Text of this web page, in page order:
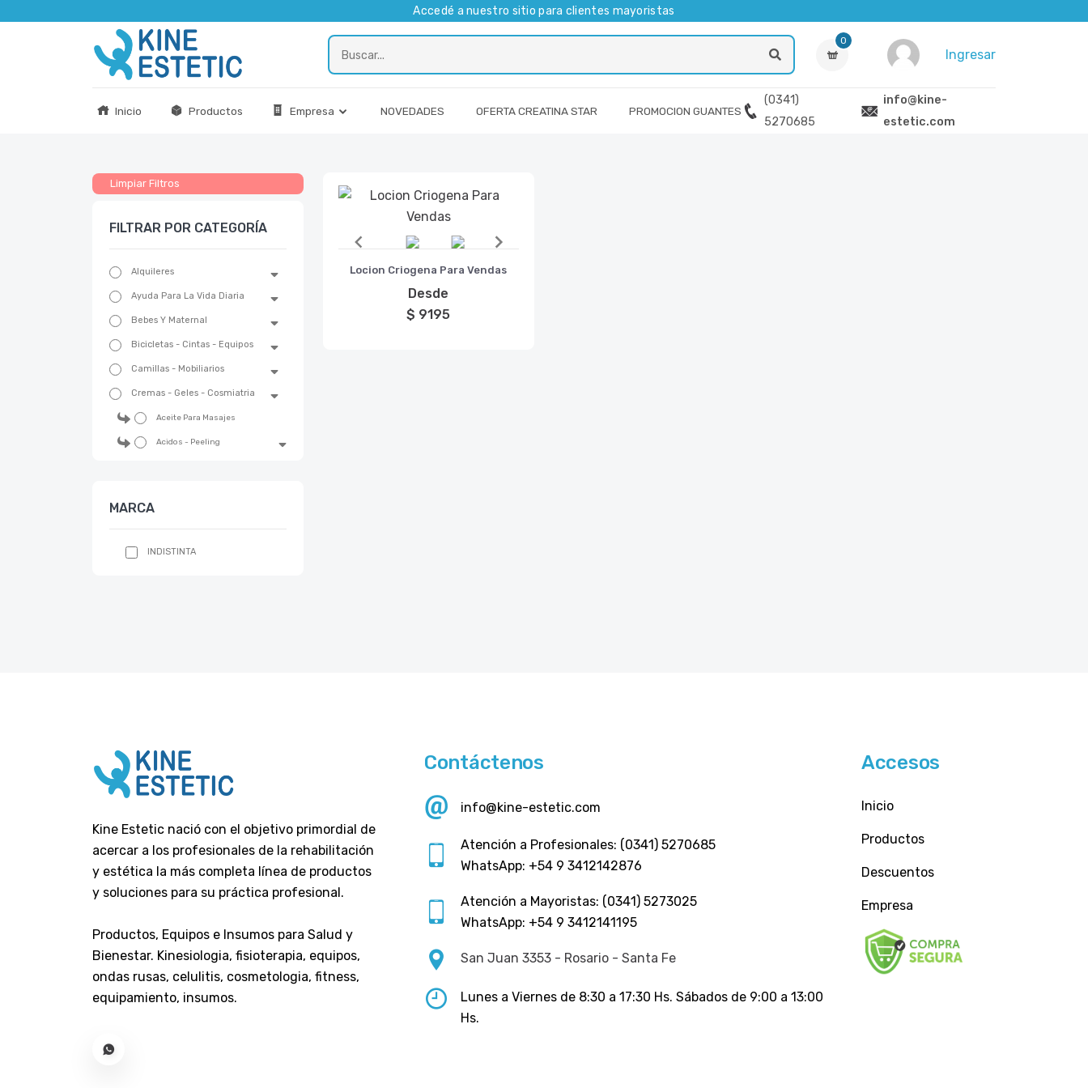
Accedé a nuestro sitio para clientes mayoristas
0
Ingresar
Inicio Productos Empresa NOVEDADES OFERTA CREATINA STAR PROMOCION GUANTES
(0341)
5270685
info@kine-
estetic.com
Limpiar Filtros
FILTRAR POR CATEGORÍA
Alquileres
Ayuda Para La Vida Diaria
Bebes Y Maternal
Bicicletas - Cintas - Equipos
Camillas - Mobiliarios
Cremas - Geles - Cosmiatria
Aceite Para Masajes
Acidos - Peeling
Anticelulitico-Reductor-
Liposomado
Criogeno
Descongestivos
Despigmentantes
Estrias - Manchas
Gel Anti Freeze
MARCA
INDISTINTA
Locion Criogena Para Vendas
Desde
$ 9195
Kine Estetic nació con el objetivo primordial de
acercar a los profesionales de la rehabilitación
y estética la más completa línea de productos
y soluciones para su práctica profesional.
Productos, Equipos e Insumos para Salud y
Bienestar. Kinesiologia, fisioterapia, equipos,
ondas rusas, celulitis, cosmetologia, fitness,
equipamiento, insumos.
Contáctenos
info@kine-estetic.com
Atención a Profesionales: (0341) 5270685
WhatsApp: +54 9 3412142876
Atención a Mayoristas: (0341) 5273025
WhatsApp: +54 9 3412141195
San Juan 3353 - Rosario - Santa Fe
Lunes a Viernes de 8:30 a 17:30 Hs. Sábados de 9:00 a 13:00
Hs.
Accesos
Inicio
Productos
Descuentos
Empresa